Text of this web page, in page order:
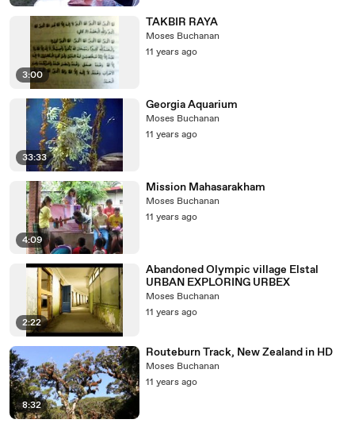
3:00
TAKBIR RAYA
Moses Buchanan
11 years ago
33:33
Georgia Aquarium
Moses Buchanan
11 years ago
4:09
Mission Mahasarakham
Moses Buchanan
11 years ago
2:22
Abandoned Olympic village Elstal
URBAN EXPLORING URBEX
Moses Buchanan
11 years ago
8:32
Routeburn Track, New Zealand in HD
Moses Buchanan
11 years ago